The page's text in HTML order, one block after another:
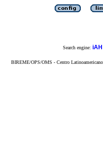
Search engine: iAH
BIREME/OPS/OMS - Centro